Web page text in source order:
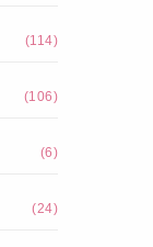
(114)
(106)
(6)
(24)